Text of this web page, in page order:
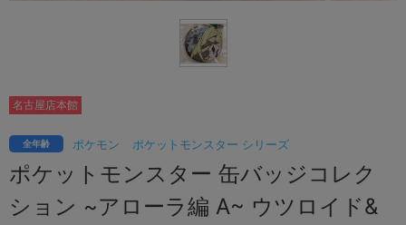
ポケモン ポケットモンスター シリーズ
全年齢
ポケットモンスター 缶バッジコレク
ション ~アローラ編 A~ ウツロイド&
名古屋店本館